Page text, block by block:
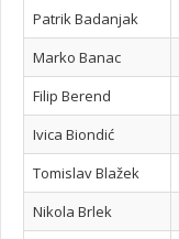
Patrik Badanjak
Marko Banac
Filip Berend
Ivica Biondić
Tomislav Blažek
Nikola Brlek